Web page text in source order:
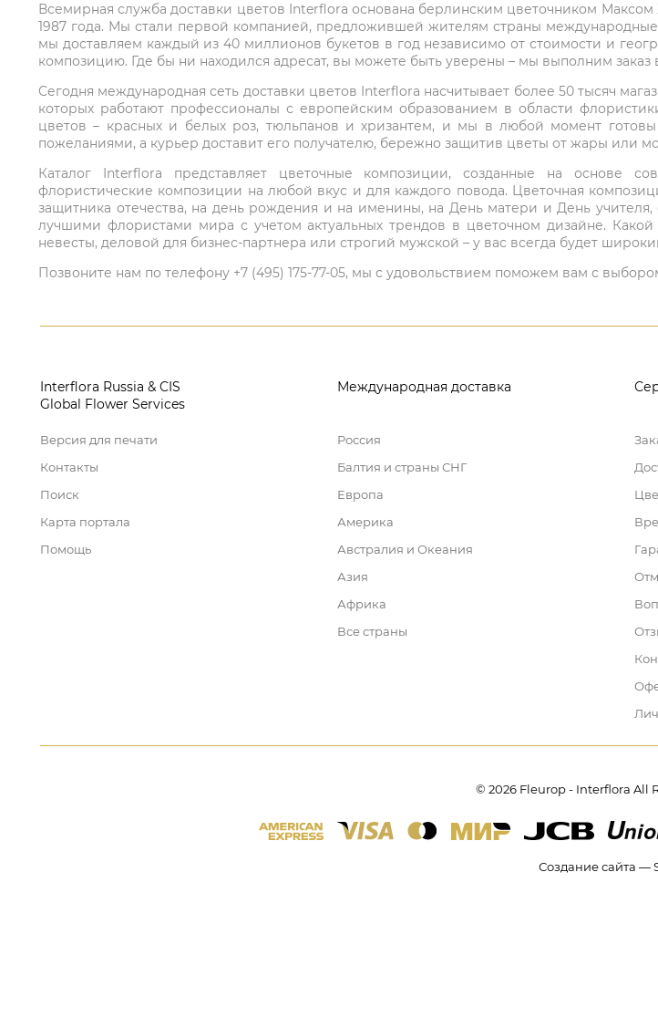
Всемирная служба доставки цветов Interflora основана берлинским цветочником
1987 года. Мы стали первой компанией, предложившей жителям страны международные
мы доставляем каждый из 40 миллионов букетов в год независимо от стоимости и
композицию. Где бы ни находился адресат, вы можете быть уверены – мы выполним
Сегодня международная сеть доставки цветов Interflora насчитывает более 50 тысяч
которых работают профессионалы с европейским образованием в области
цветов – красных и белых роз, тюльпанов и хризантем, и мы в любой момент
пожеланиями, а курьер доставит его получателю, бережно защитив цветы от жары или
Каталог Interflora представляет цветочные композиции, созданные на основе
флористические композиции на любой вкус и для каждого повода. Цветочная
защитника отечества, на день рождения и на именины, на День матери и День
лучшими флористами мира с учетом актуальных трендов в цветочном дизайне.
невесты, деловой для бизнес-партнера или строгий мужской – у вас всегда будет
Позвоните нам по телефону +7 (495) 175-77-05, мы с удовольствием поможем вам с
Interflora Russia & CIS
Global Flower Services
Версия для печати
Контакты
Поиск
Карта портала
Помощь
Международная доставка
Россия
Балтия и страны СНГ
Европа
Америка
Австралия и Океания
Азия
Африка
Все страны
© 2026 Fleurop - Interflora All
Создание сайта —